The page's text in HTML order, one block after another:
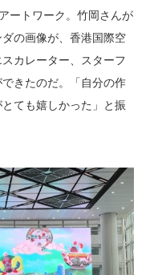
ートワーク。竹岡さんが
の画像が、香港国際空
カレーター、スターフ
きたのだ。「自分の作
ても嬉しかった」と振